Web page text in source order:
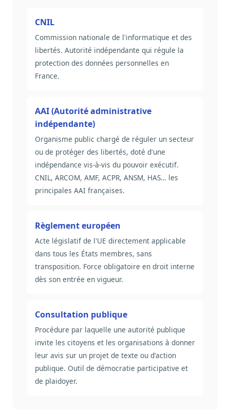
CNIL
Commission nationale de l'informatique et des
libertés. Autorité indépendante qui régule la
protection des données personnelles en
France.
AAI (Autorité administrative
indépendante)
Organisme public chargé de réguler un secteur
ou de protéger des libertés, doté d'une
indépendance vis-à-vis du pouvoir exécutif.
CNIL, ARCOM, AMF, ACPR, ANSM, HAS… les
principales AAI françaises.
Règlement européen
Acte législatif de l'UE directement applicable
dans tous les États membres, sans
transposition. Force obligatoire en droit interne
dès son entrée en vigueur.
Consultation publique
Procédure par laquelle une autorité publique
invite les citoyens et les organisations à donner
leur avis sur un projet de texte ou d'action
publique. Outil de démocratie participative et
de plaidoyer.